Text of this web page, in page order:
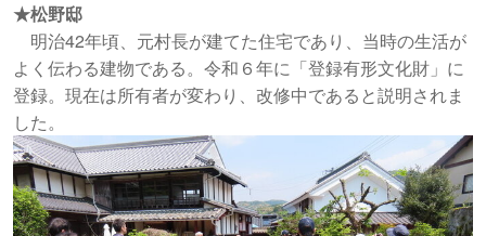
★松野邸
明治42年頃、元村長が建てた住宅であり、当時の生活が
よく伝わる建物である。令和６年に「登録有形文化財」に
登録。現在は所有者が変わり、改修中であると説明されま
した。